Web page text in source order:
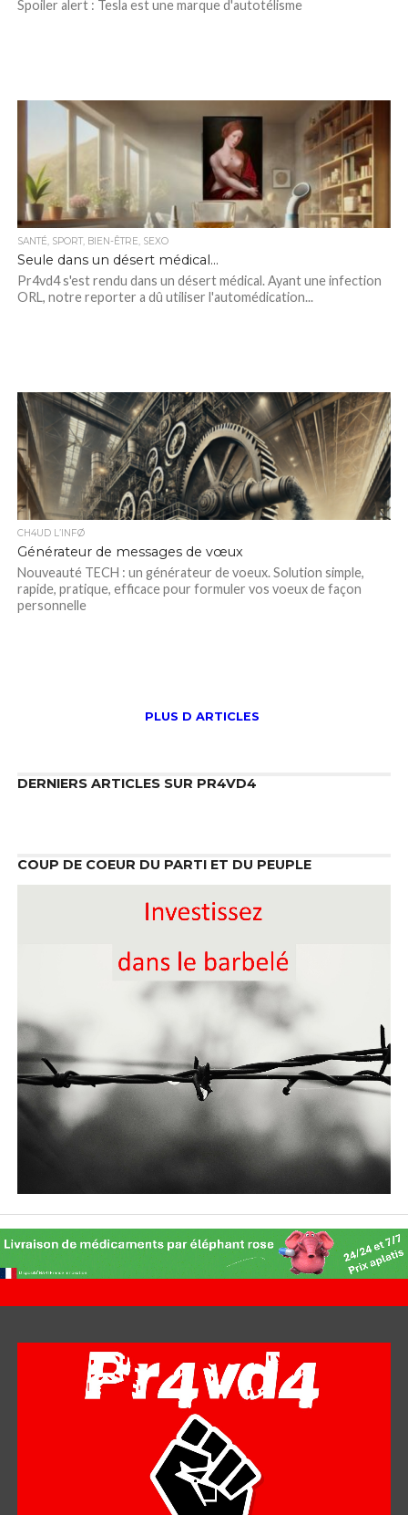
Spoiler alert : Tesla est une marque d'autotélisme
SANTÉ, SPORT, BIEN-ÊTRE, SEXO
Seule dans un désert médical…
Pr4vd4 s'est rendu dans un désert médical. Ayant une infection
ORL, notre reporter a dû utiliser l'automédication...
CH4UD L’INFØ
Générateur de messages de vœux
Nouveauté TECH : un générateur de voeux. Solution simple,
rapide, pratique, efficace pour formuler vos voeux de façon
personnelle
PLUS D ARTICLES
DERNIERS ARTICLES SUR PR4VD4
COUP DE COEUR DU PARTI ET DU PEUPLE